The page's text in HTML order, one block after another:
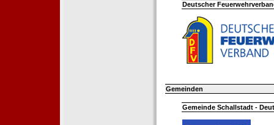
Deutscher
Gemeinden
Gemeinde Schallstadt -